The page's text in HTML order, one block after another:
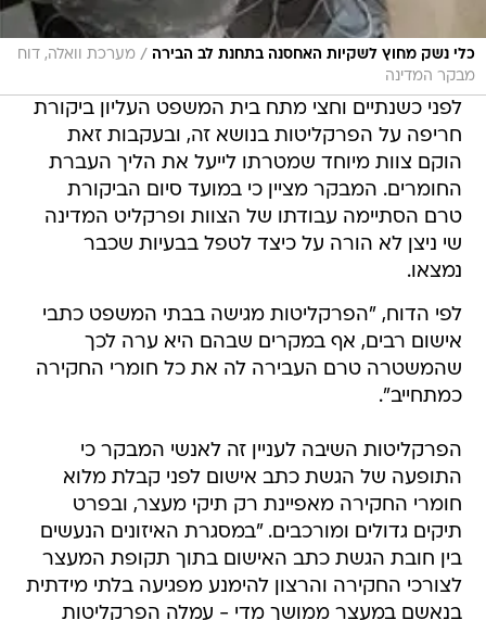
כלי נשק מחוץ לשקיות האחסנה בתחנת לב הבירה / מערכת וואלה, דוח
מבקר המדינה
לפני כשנתיים וחצי מתח בית המשפט העליון ביקורת
חריפה על הפרקליטות בנושא זה, ובעקבות זאת
הוקם צוות מיוחד שמטרתו לייעל את הליך העברת
החומרים. המבקר מציין כי במועד סיום הביקורת
טרם הסתיימה עבודתו של הצוות ופרקליט המדינה
שי ניצן לא הורה על כיצד לטפל בבעיות שכבר
נמצאו.
לפי הדוח, "הפרקליטות מגישה בבתי המשפט כתבי
אישום רבים, אף במקרים שבהם היא ערה לכך
שהמשטרה טרם העבירה לה את כל חומרי החקירה
כמתחייב".
הפרקליטות השיבה לעניין זה לאנשי המבקר כי
התופעה של הגשת כתב אישום לפני קבלת מלוא
חומרי החקירה מאפיינת רק תיקי מעצר, ובפרט
תיקים גדולים ומורכבים. "במסגרת האיזונים הנעשים
בין חובת הגשת כתב האישום בתוך תקופת המעצר
לצורכי החקירה והרצון להימנע מפגיעה בלתי מידתית
בנאשם במעצר ממושך מדי - עמלה הפרקליטות